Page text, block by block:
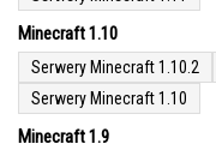
Minecraft 1.10
Serwery Minecraft 1.10.2
Serwery Minecraft 1.10
Minecraft 1.9